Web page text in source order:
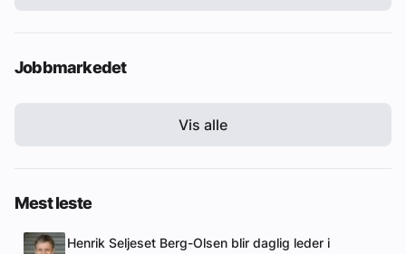
Jobbmarkedet
Vis alle
Mest leste
Henrik Seljeset Berg-Olsen blir daglig leder i